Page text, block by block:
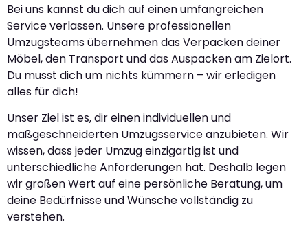
Bei uns kannst du dich auf einen umfangreichen
Service verlassen. Unsere professionellen
Umzugsteams übernehmen das Verpacken deiner
Möbel, den Transport und das Auspacken am Zielort.
Du musst dich um nichts kümmern – wir erledigen
alles für dich!
Unser Ziel ist es, dir einen individuellen und
maßgeschneiderten Umzugsservice anzubieten. Wir
wissen, dass jeder Umzug einzigartig ist und
unterschiedliche Anforderungen hat. Deshalb legen
wir großen Wert auf eine persönliche Beratung, um
deine Bedürfnisse und Wünsche vollständig zu
verstehen.